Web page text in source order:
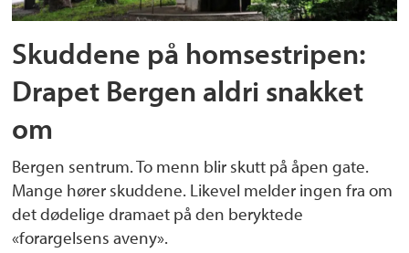
Skuddene på homsestripen:
Drapet Bergen aldri snakket
om
Bergen sentrum. To menn blir skutt på åpen gate.
Mange hører skuddene. Likevel melder ingen fra om
det dødelige dramaet på den beryktede
«forargelsens aveny».